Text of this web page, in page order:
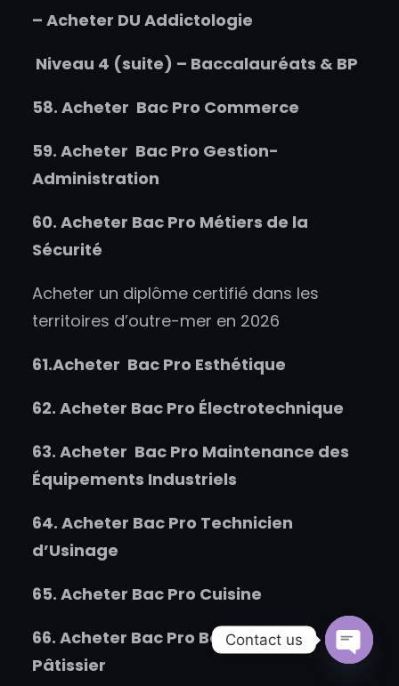
– Acheter DU Addictologie
Niveau 4 (suite) – Baccalauréats & BP
58. Acheter Bac Pro Commerce
59. Acheter Bac Pro Gestion-
Administration
60. Acheter Bac Pro Métiers de la
Sécurité
Acheter un diplôme certifié dans les
territoires d’outre-mer en 2026
61.Acheter Bac Pro Esthétique
62. Acheter Bac Pro Électrotechnique
63. Acheter Bac Pro Maintenance des
Équipements Industriels
64. Acheter Bac Pro Technicien
d’Usinage
65. Acheter Bac Pro Cuisine
66. Acheter Bac Pro Boulanger-
Pâtissier
Contact us